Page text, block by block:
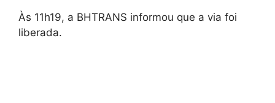
Às 11h19, a BHTRANS informou que a via foi
liberada.